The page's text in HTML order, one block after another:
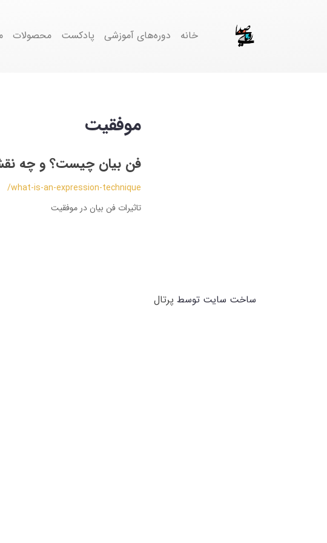
خانه دوره‌های آموزشی پادکست محصولات
موفقیت
فن بیان چیست؟ و چه
/what-is-an-expression-technique
تاثیرات فن بیان در موفقیت
ساخت سایت توسط پرتال